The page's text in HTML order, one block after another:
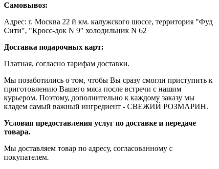
Самовывоз:
Адрес: г. Москва 22 й км. калужского шоссе, территория "Фуд
Сити", "Кросс-док N 9" холодильник N 62
Доставка подарочных карт:
Платная, согласно тарифам доставки.
Мы позаботились о том, чтобы Вы сразу смогли приступить к
приготовлению Вашего мяса после встречи с нашим
курьером. Поэтому, дополнительно к каждому заказу мы
кладем самый важный ингредиент - СВЕЖИЙ РОЗМАРИН.
Условия предоставления услуг по доставке и передаче
товара.
Мы доставляем товар по адресу, согласованному с
покупателем.